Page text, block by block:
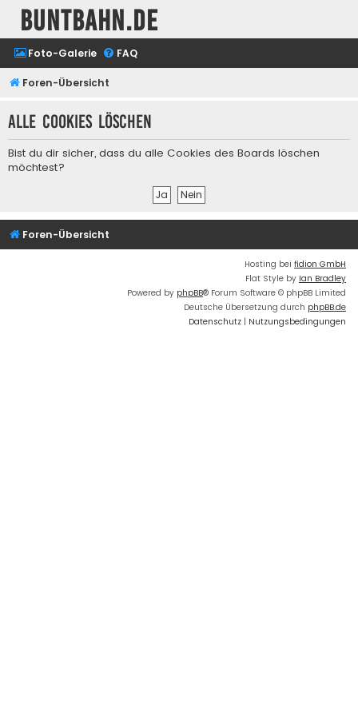
buntbahn.de
Foto-Galerie FAQ
Foren-Übersicht
Alle Cookies löschen
Bist du dir sicher, dass du alle Cookies des Boards löschen
möchtest?
Foren-Übersicht
Hosting bei fidion GmbH
Flat Style by Ian Bradley
Powered by phpBB® Forum Software © phpBB Limited
Deutsche Übersetzung durch phpBB.de
Datenschutz | Nutzungsbedingungen